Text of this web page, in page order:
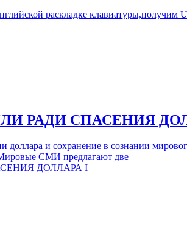
раскладке клавиатуры,получим
РАДИ СПАСЕНИЯ
доллара и сохранение в сознании
СМИ предлагают две